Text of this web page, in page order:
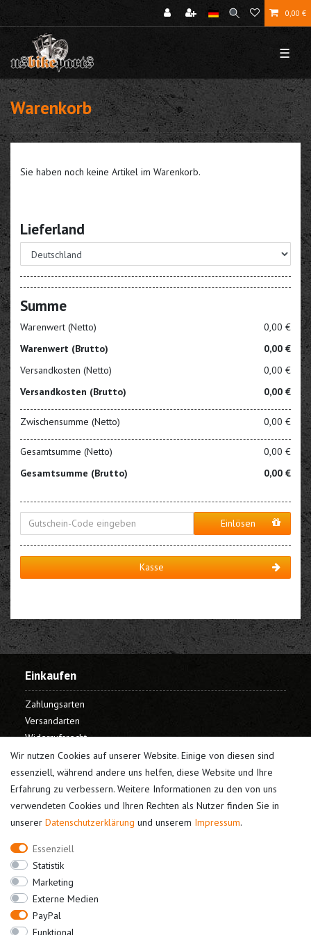
0,00 €
☰
Warenkorb
Sie haben noch keine Artikel im Warenkorb.
Lieferland
Summe
Warenwert (Netto)
0,00 €
Warenwert (Brutto)
0,00 €
Versandkosten (Netto)
0,00 €
Versandkosten (Brutto)
0,00 €
Zwischensumme (Netto) 0,00 €
Gesamtsumme (Netto)
0,00 €
Gesamtsumme (Brutto)
0,00 €
Einlösen
Kasse
Wir nutzen Cookies auf unserer Website. Einige von diesen sind
essenziell, während andere uns helfen, diese Website und Ihre
Erfahrung zu verbessern. Weitere Informationen zu den von uns
verwendeten Cookies und Ihren Rechten als Nutzer finden Sie in
unserer Daten­schutz­erklärung und unserem Impressum.
Essenziell
Statistik
Marketing
Externe Medien
PayPal
Funktional
Einkaufen
Zahlungsarten
Versandarten
Widerrufsrecht
Warenkorb
Kasse
Mein Konto
Registrieren
Login
Unternehmen
Kontakt
Datenschutz
AGB